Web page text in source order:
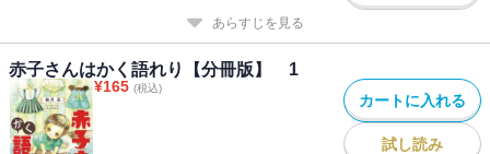
あらすじを見る
赤子さんはかく語れり【分冊版】 1
¥165 (税込)
カートに入れる
試し読み